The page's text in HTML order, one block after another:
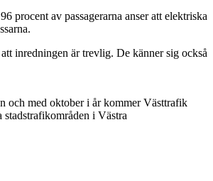
procent av passagerarna anser att elektriska
inredningen är trevlig. De känner sig också
och med oktober i år kommer Västtrafik
i Västra